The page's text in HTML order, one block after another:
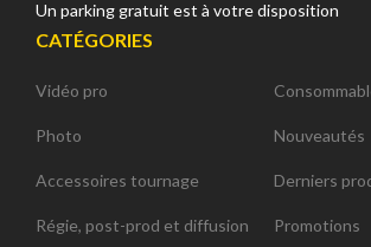
Un parking gratuit est à votre disposition
CATÉGORIES
Vidéo pro
Photo
Accessoires tournage
Régie, post-prod et diffusion
Nouveautés
Derniers
Promotions